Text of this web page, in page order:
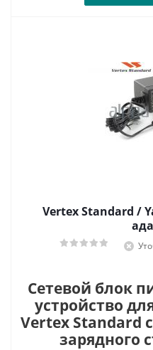
Vertex Standard /
Сетевой блок
устройство
Vertex Standard
зарядного